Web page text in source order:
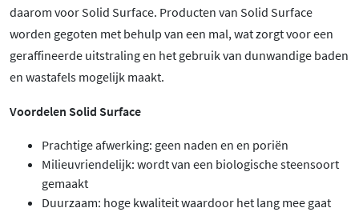
daarom voor Solid Surface. Producten van Solid Surface
worden gegoten met behulp van een mal, wat zorgt voor een
geraffineerde uitstraling en het gebruik van dunwandige baden
en wastafels mogelijk maakt.
Voordelen Solid Surface
Prachtige afwerking: geen naden en en poriën
Milieuvriendelijk: wordt van een biologische steensoort
gemaakt
Duurzaam: hoge kwaliteit waardoor het lang mee gaat